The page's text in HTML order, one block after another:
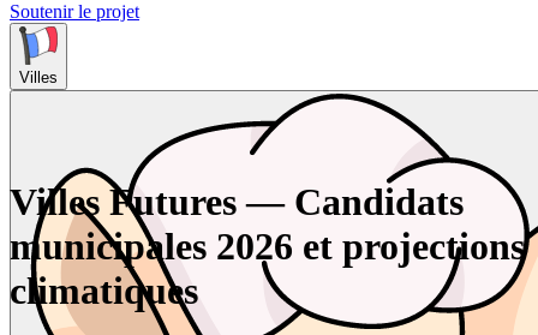
Soutenir le projet
Villes
Villes Futures — Candidats
municipales 2026 et projections
climatiques